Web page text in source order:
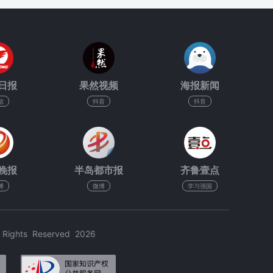
报 果然视频
抖音
海报新闻
抖音
报 半岛都市报
微博
齐鲁壹点
学习强国
Reserved 2026